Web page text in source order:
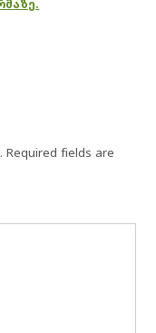
Required fields are